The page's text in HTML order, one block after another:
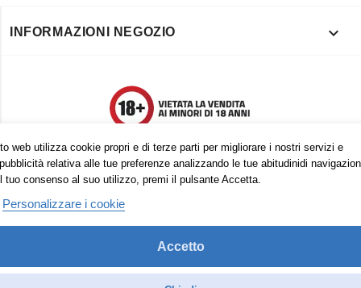
web utilizza cookie propri e di terze parti per migliorare i nostri servizi e
relativa alle tue preferenze analizzando le tue abitudinidi
tuo consenso al suo utilizzo, premi il pulsante Accetta.
Personalizzare i cookie
Accetto
INFORMAZIONI NEGOZIO 
Trovaci anche su: